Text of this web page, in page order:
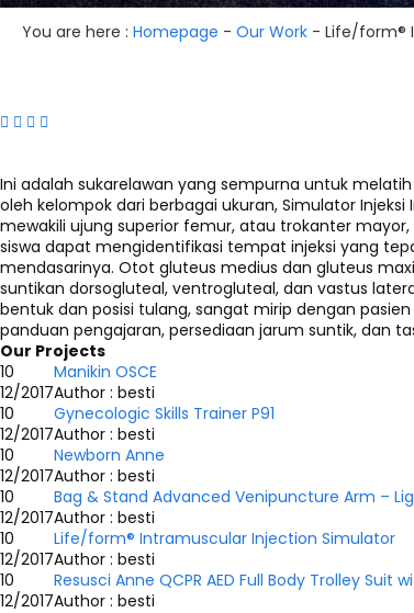
You are here : Homepage - Our Work - Life/form®
Ini adalah sukarelawan yang sempurna untuk
oleh kelompok dari berbagai ukuran, Simulator
mewakili ujung superior femur, atau trokanter
siswa dapat mengidentifikasi tempat injeksi yang
mendasarinya. Otot gluteus medius dan gluteus
suntikan dorsogluteal, ventrogluteal, dan vastus
bentuk dan posisi tulang, sangat mirip dengan
panduan pengajaran, persediaan jarum suntik, dan
Our Projects
10
12/2017
Manikin OSCE
Author : besti
10
12/2017
Gynecologic Skills Trainer P91
Author : besti
10
12/2017
Newborn Anne
Author : besti
10
12/2017
Bag & Stand Advanced Venipuncture Arm –
Author : besti
10
12/2017
Life/form® Intramuscular Injection Simulator
Author : besti
10
12/2017
Resusci Anne QCPR AED Full Body Trolley Suit
Author : besti